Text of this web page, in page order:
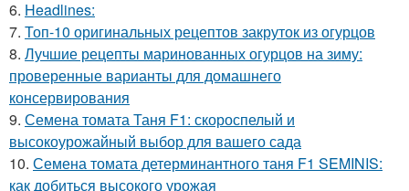
6. Headlines:
7. Топ-10 оригинальных рецептов закруток из огурцов
8. Лучшие рецепты маринованных огурцов на зиму:
проверенные варианты для домашнего
консервирования
9. Семена томата Таня F1: скороспелый и
высокоурожайный выбор для вашего сада
10. Семена томата детерминантного таня F1 SEMINIS:
как добиться высокого урожая